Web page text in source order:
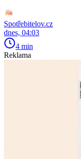
Spotřebitelov.cz
dnes, 04:03
4 min
Reklama